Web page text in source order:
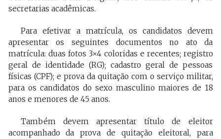
secretarias acadêmicas.
Para efetivar a matrícula, os candidatos devem
apresentar os seguintes documentos no ato da
matrícula: duas fotos 3×4 coloridas e recentes; registro
geral de identidade (RG); cadastro geral de pessoas
físicas (CPF); e prova da quitação com o serviço militar,
para os candidatos do sexo masculino maiores de 18
anos e menores de 45 anos.
Também devem apresentar título de eleitor
acompanhado da prova de quitação eleitoral, para